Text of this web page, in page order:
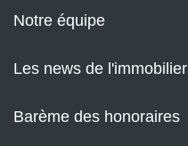
Notre équipe
Les news de l'immobilier
Barème des honoraires